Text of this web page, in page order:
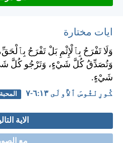
ايات مختارة
وَلَا تَفْرَحُ بِٱلْإِثْمِ بَلْ تَفْرَحُ
وَتُصَدِّقُ كُلَّ شَيْءٍ، وَتَرْجُو كُلَّ
شَيْءٍ.
كُورِنْثُوسَ ٱلأُولَى ١٣:‏٦-‏٧ المحبة
الاية